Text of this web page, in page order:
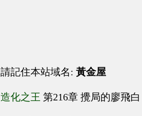
請記住本站域名: 黃金屋
造化之王 第216章 攪局的廖飛白